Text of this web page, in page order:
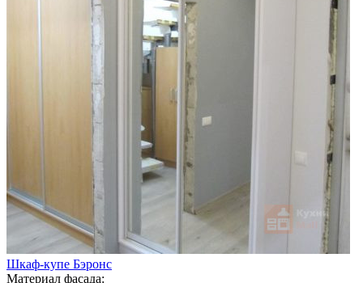
Шкаф-купе Бэронс
Материал фасада: